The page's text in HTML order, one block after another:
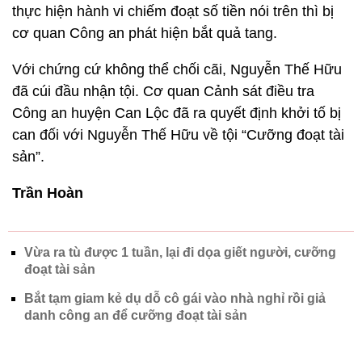
thực hiện hành vi chiếm đoạt số tiền nói trên thì bị
cơ quan Công an phát hiện bắt quả tang.
Với chứng cứ không thể chối cãi, Nguyễn Thế Hữu
đã cúi đầu nhận tội. Cơ quan Cảnh sát điều tra
Công an huyện Can Lộc đã ra quyết định khởi tố bị
can đối với Nguyễn Thế Hữu về tội “Cưỡng đoạt tài
sản”.
Trần Hoàn
Vừa ra tù được 1 tuần, lại đi dọa giết người, cưỡng
đoạt tài sản
Bắt tạm giam kẻ dụ dỗ cô gái vào nhà nghỉ rồi giả
danh công an để cưỡng đoạt tài sản